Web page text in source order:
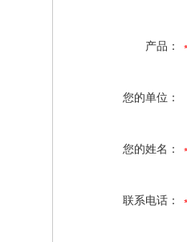
产品：
您的单位：
您的姓名：
联系电话：